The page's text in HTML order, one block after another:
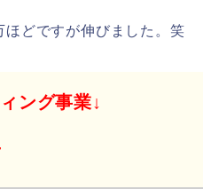
ほどですが伸びました。笑
ング事業↓